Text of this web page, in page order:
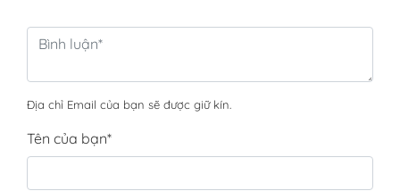
Địa chỉ Email của bạn sẽ được giữ kín.
Tên của bạn*